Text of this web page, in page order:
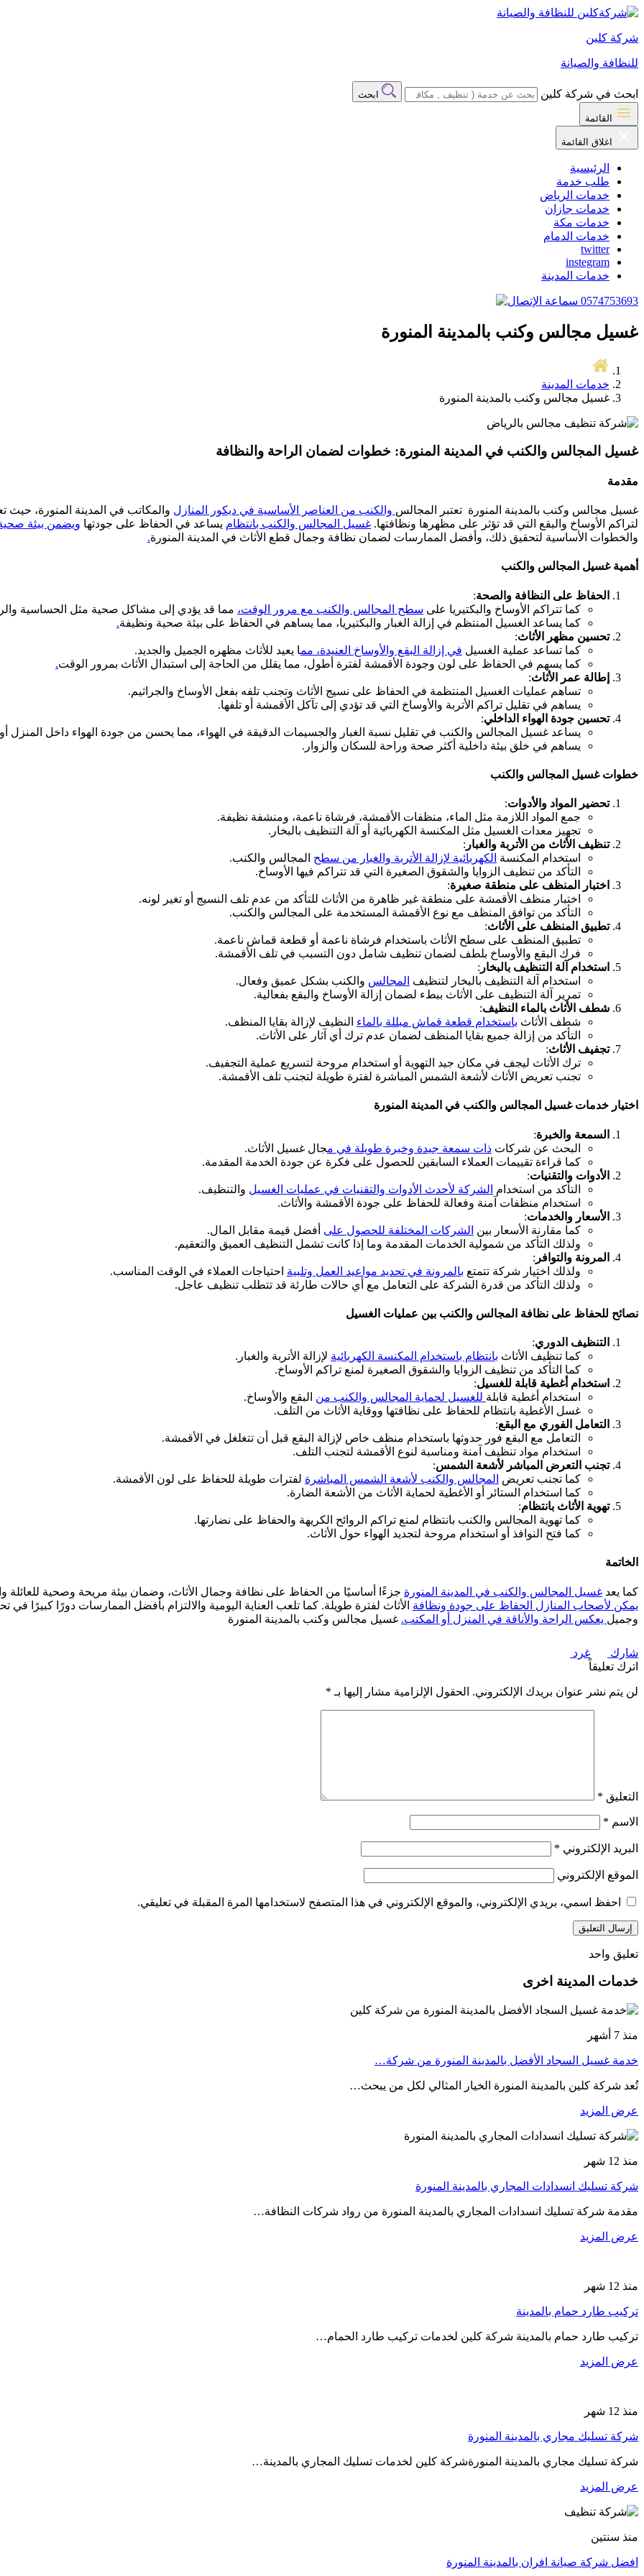
شركة كلين
للنظافة والصيانة
ابحث في شركة كلين ابحث
القائمة
اغلاق القائمة
الرئيسية
طلب خدمة
خدمات الرياض
خدمات جازان
خدمات مكة
خدمات الدمام
twitter
instegram
خدمات المدينة
0574753693
غسيل مجالس وكنب بالمدينة المنورة
خدمات المدينة
غسيل مجالس وكنب بالمدينة المنورة
غسيل المجالس والكنب في المدينة المنورة: خطوات لضمان الراحة والنظافة
مقدمة
غسيل مجالس وكنب بالمدينة المنورة تعتبر المجالس والكنب من العناصر الأساسية في ديكور المنازل والمكاتب في المدينة المنورة،
لتراكم الأوساخ والبقع التي قد تؤثر على مظهرها ونظافتها. غسيل المجالس والكنب بانتظام يساعد في الحفاظ على جودتها ويضمن بيئة
والخطوات الأساسية لتحقيق ذلك، وأفضل الممارسات لضمان نظافة وجمال قطع الأثاث في المدينة المنورة.
أهمية غسيل المجالس والكنب
الحفاظ على النظافة والصحة:
كما تتراكم الأوساخ والبكتيريا على سطح المجالس والكنب مع مرور الوقت، مما قد يؤدي إلى مشاكل صحية مثل الحساسية
كما يساعد الغسيل المنتظم في إزالة الغبار والبكتيريا، مما يساهم في الحفاظ على بيئة صحية ونظيفة.
تحسين مظهر الأثاث:
كما تساعد عملية الغسيل في إزالة البقع والأوساخ العنيدة، مما يعيد للأثاث مظهره الجميل والجديد.
كما يسهم في الحفاظ على لون وجودة الأقمشة لفترة أطول، مما يقلل من الحاجة إلى استبدال الأثاث بمرور الوقت.
إطالة عمر الأثاث:
تساهم عمليات الغسيل المنتظمة في الحفاظ على نسيج الأثاث وتجنب تلفه بفعل الأوساخ والجراثيم.
يساهم في تقليل تراكم الأتربة والأوساخ التي قد تؤدي إلى تآكل الأقمشة أو تلفها.
تحسين جودة الهواء الداخلي:
يساعد غسيل المجالس والكنب في تقليل نسبة الغبار والجسيمات الدقيقة في الهواء، مما يحسن من جودة الهواء داخل المنزل
يساهم في خلق بيئة داخلية أكثر صحة وراحة للسكان والزوار.
خطوات غسيل المجالس والكنب
تحضير المواد والأدوات:
جمع المواد اللازمة مثل الماء، منظفات الأقمشة، فرشاة ناعمة، ومنشفة نظيفة.
تجهيز معدات الغسيل مثل المكنسة الكهربائية أو آلة التنظيف بالبخار.
تنظيف الأثاث من الأتربة والغبار :
استخدام المكنسة الكهربائية لإزالة الأتربة والغبار من سطح المجالس والكنب.
التأكد من تنظيف الزوايا والشقوق الصغيرة التي قد تتراكم فيها الأوساخ.
اختبار المنظف على منطقة صغيرة:
اختبار منظف الأقمشة على منطقة غير ظاهرة من الأثاث للتأكد من عدم تلف النسيج أو تغير لونه.
التأكد من توافق المنظف مع نوع الأقمشة المستخدمة على المجالس والكنب.
تطبيق المنظف على الأثاث:
تطبيق المنظف على سطح الأثاث باستخدام فرشاة ناعمة أو قطعة قماش ناعمة.
فرك البقع والأوساخ بلطف لضمان تنظيف شامل دون التسبب في تلف الأقمشة.
استخدام آلة التنظيف بالبخار :
استخدام آلة التنظيف بالبخار لتنظيف المجالس والكنب بشكل عميق وفعال.
تمرير آلة التنظيف على الأثاث ببطء لضمان إزالة الأوساخ والبقع بفعالية.
شطف الأثاث بالماء النظيف:
شطف الأثاث باستخدام قطعة قماش مبللة بالماء النظيف لإزالة بقايا المنظف.
التأكد من إزالة جميع بقايا المنظف لضمان عدم ترك أي آثار على الأثاث.
تجفيف الأثاث:
ترك الأثاث ليجف في مكان جيد التهوية أو استخدام مروحة لتسريع عملية التجفيف.
تجنب تعريض الأثاث لأشعة الشمس المباشرة لفترة طويلة لتجنب تلف الأقمشة.
اختيار خدمات غسيل المجالس والكنب في المدينة المنورة
السمعة والخبرة:
البحث عن شركات ذات سمعة جيدة وخبرة طويلة في مجال غسيل الأثاث.
كما قراءة تقييمات العملاء السابقين للحصول على فكرة عن جودة الخدمة المقدمة.
الأدوات والتقنيات:
التأكد من استخدام الشركة لأحدث الأدوات والتقنيات في عمليات الغسيل والتنظيف.
استخدام منظفات آمنة وفعالة للحفاظ على جودة الأقمشة والأثاث.
الأسعار والخدمات:
كما مقارنة الأسعار بين الشركات المختلفة للحصول على أفضل قيمة مقابل المال.
ولذلك التأكد من شمولية الخدمات المقدمة وما إذا كانت تشمل التنظيف العميق والتعقيم.
المرونة والتوافر :
ولذلك اختيار شركة تتمتع بالمرونة في تحديد مواعيد العمل وتلبية احتياجات العملاء في الوقت المناسب.
ولذلك التأكد من قدرة الشركة على التعامل مع أي حالات طارئة قد تتطلب تنظيف عاجل.
نصائح للحفاظ على نظافة المجالس والكنب بين عمليات الغسيل
التنظيف الدوري:
كما تنظيف الأثاث بانتظام باستخدام المكنسة الكهربائية لإزالة الأتربة والغبار.
كما التأكد من تنظيف الزوايا والشقوق الصغيرة لمنع تراكم الأوساخ.
استخدام أغطية قابلة للغسيل:
استخدام أغطية قابلة للغسيل لحماية المجالس والكنب من البقع والأوساخ.
غسل الأغطية بانتظام للحفاظ على نظافتها ووقاية الأثاث من التلف.
التعامل الفوري مع البقع:
التعامل مع البقع فور حدوثها باستخدام منظف خاص لإزالة البقع قبل أن تتغلغل في الأقمشة.
استخدام مواد تنظيف آمنة ومناسبة لنوع الأقمشة لتجنب التلف.
تجنب التعرض المباشر لأشعة الشمس:
كما تجنب تعريض المجالس والكنب لأشعة الشمس المباشرة لفترات طويلة للحفاظ على لون الأقمشة.
كما استخدام الستائر أو الأغطية لحماية الأثاث من الأشعة الضارة.
تهوية الأثاث بانتظام:
كما تهوية المجالس والكنب بانتظام لمنع تراكم الروائح الكريهة والحفاظ على نضارتها.
كما فتح النوافذ أو استخدام مروحة لتجديد الهواء حول الأثاث.
الخاتمة
كما يعد غسيل المجالس والكنب في المدينة المنورة جزءًا أساسيًا من الحفاظ على نظافة وجمال الأثاث، وضمان بيئة مريحة وصحية للعائلة
يمكن لأصحاب المنازل الحفاظ على جودة ونظافة الأثاث لفترة طويلة. كما تلعب العناية اليومية والالتزام بأفضل الممارسات دورًا كبيرًا
وجميل يعكس الراحة والأناقة في المنزل أو المكتب. غسيل مجالس وكنب بالمدينة المنورة
شارك
غرد
اترك تعليقاً
لن يتم نشر عنوان بريدك الإلكتروني. الحقول الإلزامية مشار إليها بـ *
التعليق *
الاسم *
البريد الإلكتروني *
الموقع الإلكتروني
احفظ اسمي، بريدي الإلكتروني، والموقع الإلكتروني في هذا المتصفح لاستخدامها المرة المقبلة في تعليقي.
تعليق واحد
خدمات المدينة اخرى
منذ 7 أشهر
خدمة غسيل السجاد الأفضل بالمدينة المنورة من شركة…
تُعد شركة كلين بالمدينة المنورة الخيار المثالي لكل من يبحث…
عرض المزيد
منذ 12 شهر
شركة تسليك انسدادات المجاري بالمدينة المنورة
مقدمة شركة تسليك انسدادات المجاري بالمدينة المنورة من رواد شركات النظافة…
عرض المزيد
منذ 12 شهر
تركيب طارد حمام بالمدينة
تركيب طارد حمام بالمدينة شركة كلين لخدمات تركيب طارد الحمام…
عرض المزيد
منذ 12 شهر
شركة تسليك مجاري بالمدينة المنورة
شركة تسليك مجاري بالمدينة المنورةشركة كلين لخدمات تسليك المجاري بالمدينة…
عرض المزيد
منذ سنتين
افضل شركة صيانة افران بالمدينة المنورة